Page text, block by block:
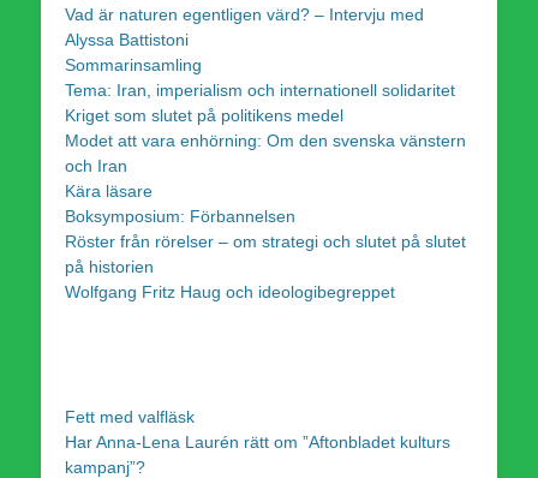
Vad är naturen egentligen värd? – Intervju med
Alyssa Battistoni
Sommarinsamling
Tema: Iran, imperialism och internationell solidaritet
Kriget som slutet på politikens medel
Modet att vara enhörning: Om den svenska vänstern
och Iran
Kära läsare
Boksymposium: Förbannelsen
Röster från rörelser – om strategi och slutet på slutet
på historien
Wolfgang Fritz Haug och ideologibegreppet
Fett med valfläsk
Har Anna-Lena Laurén rätt om ”Aftonbladet kulturs
kampanj”?